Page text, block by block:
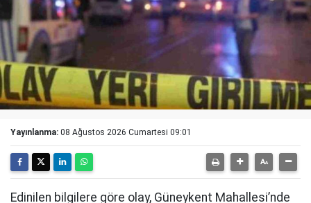
Yayınlanma: 08 Ağustos 2026 Cumartesi 09:01
Edinilen bilgilere göre olay, Güneykent Mahallesi’nde